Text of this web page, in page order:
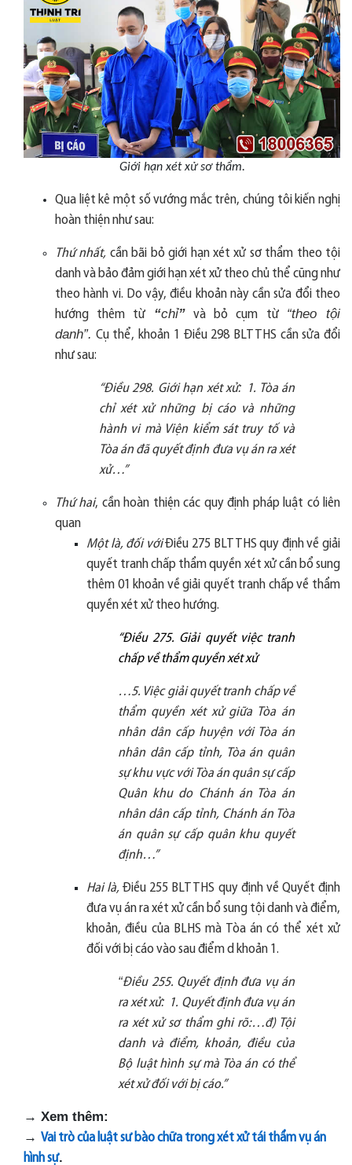
Giới hạn xét xử sơ thẩm.
Qua liệt kê một số vướng mắc trên, chúng tôi kiến nghị
hoàn thiện như sau:
Thứ nhất, cần bãi bỏ giới hạn xét xử sơ thẩm theo tội
danh và bảo đảm giới hạn xét xử theo chủ thể cũng như
theo hành vi. Do vậy, điều khoản này cần sửa đổi theo
hướng thêm từ “chỉ”và bỏ cụm từ “theo tội
danh”. Cụ thể, khoản 1 Điều 298 BLTTHS cần sửa đổi
như sau:
“Điều 298. Giới hạn xét xử:
1. Tòa án
chỉ xét xử những bị cáo và những
hành vi mà Viện kiểm sát truy tố và
Tòa án đã quyết định đưa vụ án ra xét
xử…”
Thứ hai, cần hoàn thiện các quy định pháp luật có liên
quan
Một là, đối vớiĐiều 275 BLTTHS quy định về giải
quyết tranh chấp thẩm quyền xét xử cần bổ sung
thêm 01 khoản về giải quyết tranh chấp về thẩm
quyền xét xử theo hướng.
“Điều 275. Giải quyết việc tranh
chấp về thẩm quyền xét xử
…5. Việc giải quyết tranh chấp về
thẩm quyền xét xử giữa Tòa án
nhân dân cấp huyện với Tòa án
nhân dân cấp tỉnh, Tòa án quân
sự khu vực với Tòa án quân sự cấp
Quân khu do Chánh án Tòa án
nhân dân cấp tỉnh, Chánh án Tòa
án quân sự cấp quân khu quyết
định…”
Hai là, Điều 255 BLTTHS quy định về Quyết định
đưa vụ án ra xét xử cần bổ sung tội danh và điểm,
khoản, điều của BLHS mà Tòa án có thể xét xử
đối với bị cáo vào sau điểm d khoản 1.
“Điều 255. Quyết định đưa vụ án
ra xét xử: 1. Quyết định đưa vụ án
ra xét xử sơ thẩm ghi rõ:…đ) Tội
danh và điểm, khoản, điều của
Bộ luật hình sự mà Tòa án có thể
xét xử đối với bị cáo.”
→ Xem thêm:
→ Vai trò của luật sư bào chữa trong xét xử tái thẩm vụ án
hình sự.